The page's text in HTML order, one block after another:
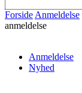
Forside Anmeldelse
anmeldelse
Anmeldelse
Nyhed